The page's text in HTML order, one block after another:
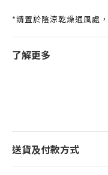
*請置於陰涼乾燥通風處
了解更多
送貨及付款方式